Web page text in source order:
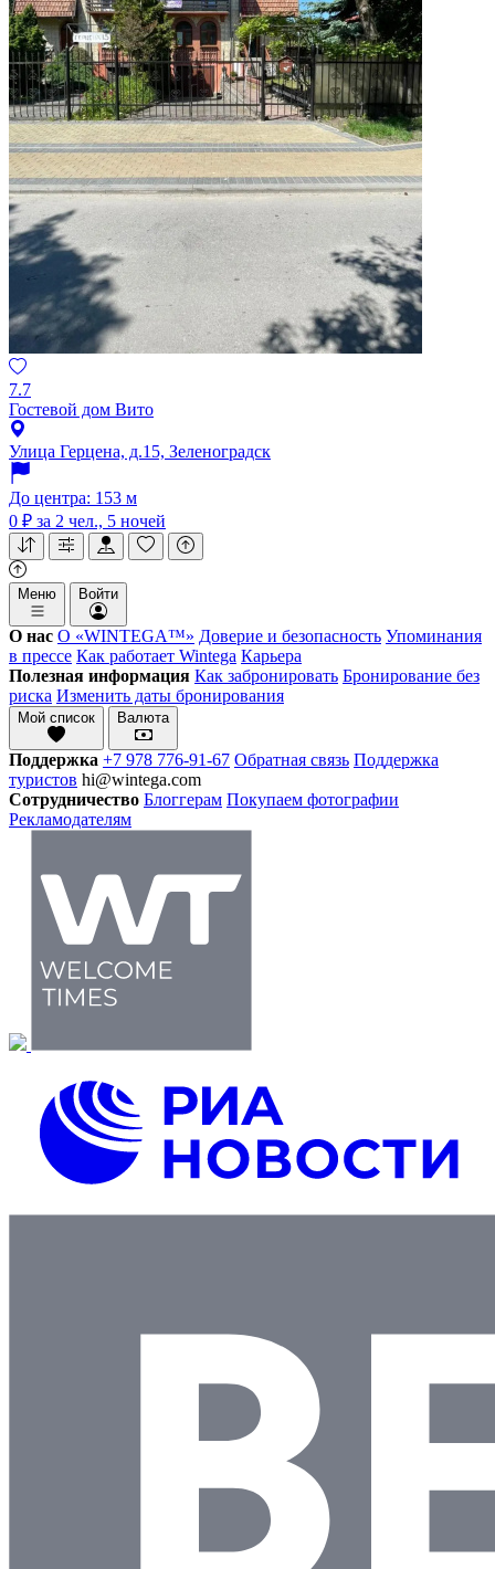
7.7
Гостевой дом Вито
Улица Герцена, д.15, Зеленоградск
До центра: 153 м
0 ₽ за 2 чел., 5 ночей
Меню Войти
О нас О «WINTEGA™» Доверие и безопасность Упоминания
в прессе Как работает Wintega Карьера
Полезная информация Как забронировать Бронирование без
риска Изменить даты бронирования
Мой список Валюта
Поддержка +7 978 776-91-67 Обратная связь Поддержка
туристов hi@wintega.com
Сотрудничество Блоггерам Покупаем фотографии
Рекламодателям